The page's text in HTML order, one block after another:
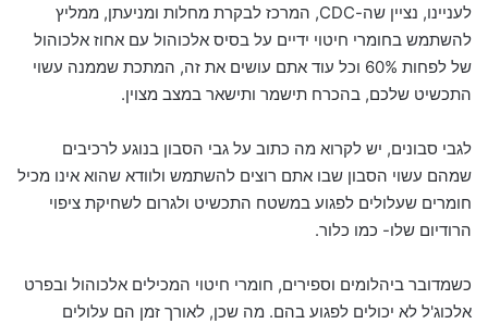
לעניינו, נציין שה-CDC, המרכז לבקרת מחלות ומניעתן, ממליץ
להשתמש בחומרי חיטוי ידיים על בסיס אלכוהול עם אחוז אלכוהול
של לפחות 60% וכל עוד אתם עושים את זה, המתכת שממנה עשוי
התכשיט שלכם, בהכרח תישמר ותישאר במצב מצוין.
לגבי סבונים, יש לקרוא מה כתוב על גבי הסבון בנוגע לרכיבים
שמהם עשוי הסבון שבו אתם רוצים להשתמש ולוודא שהוא אינו מכיל
חומרים שעלולים לפגוע במשטח התכשיט ולגרום לשחיקת ציפוי
הרודיום שלו- כמו כלור.
כשמדובר ביהלומים וספירים, חומרי חיטוי המכילים אלכוהול ובפרט
אלכוג'ל לא יכולים לפגוע בהם. מה שכן, לאורך זמן הם עלולים